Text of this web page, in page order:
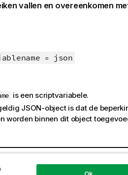
vallen en overeenkomen
= json
is een scriptvariabele.
JSON-object is dat de
worden binnen dit object